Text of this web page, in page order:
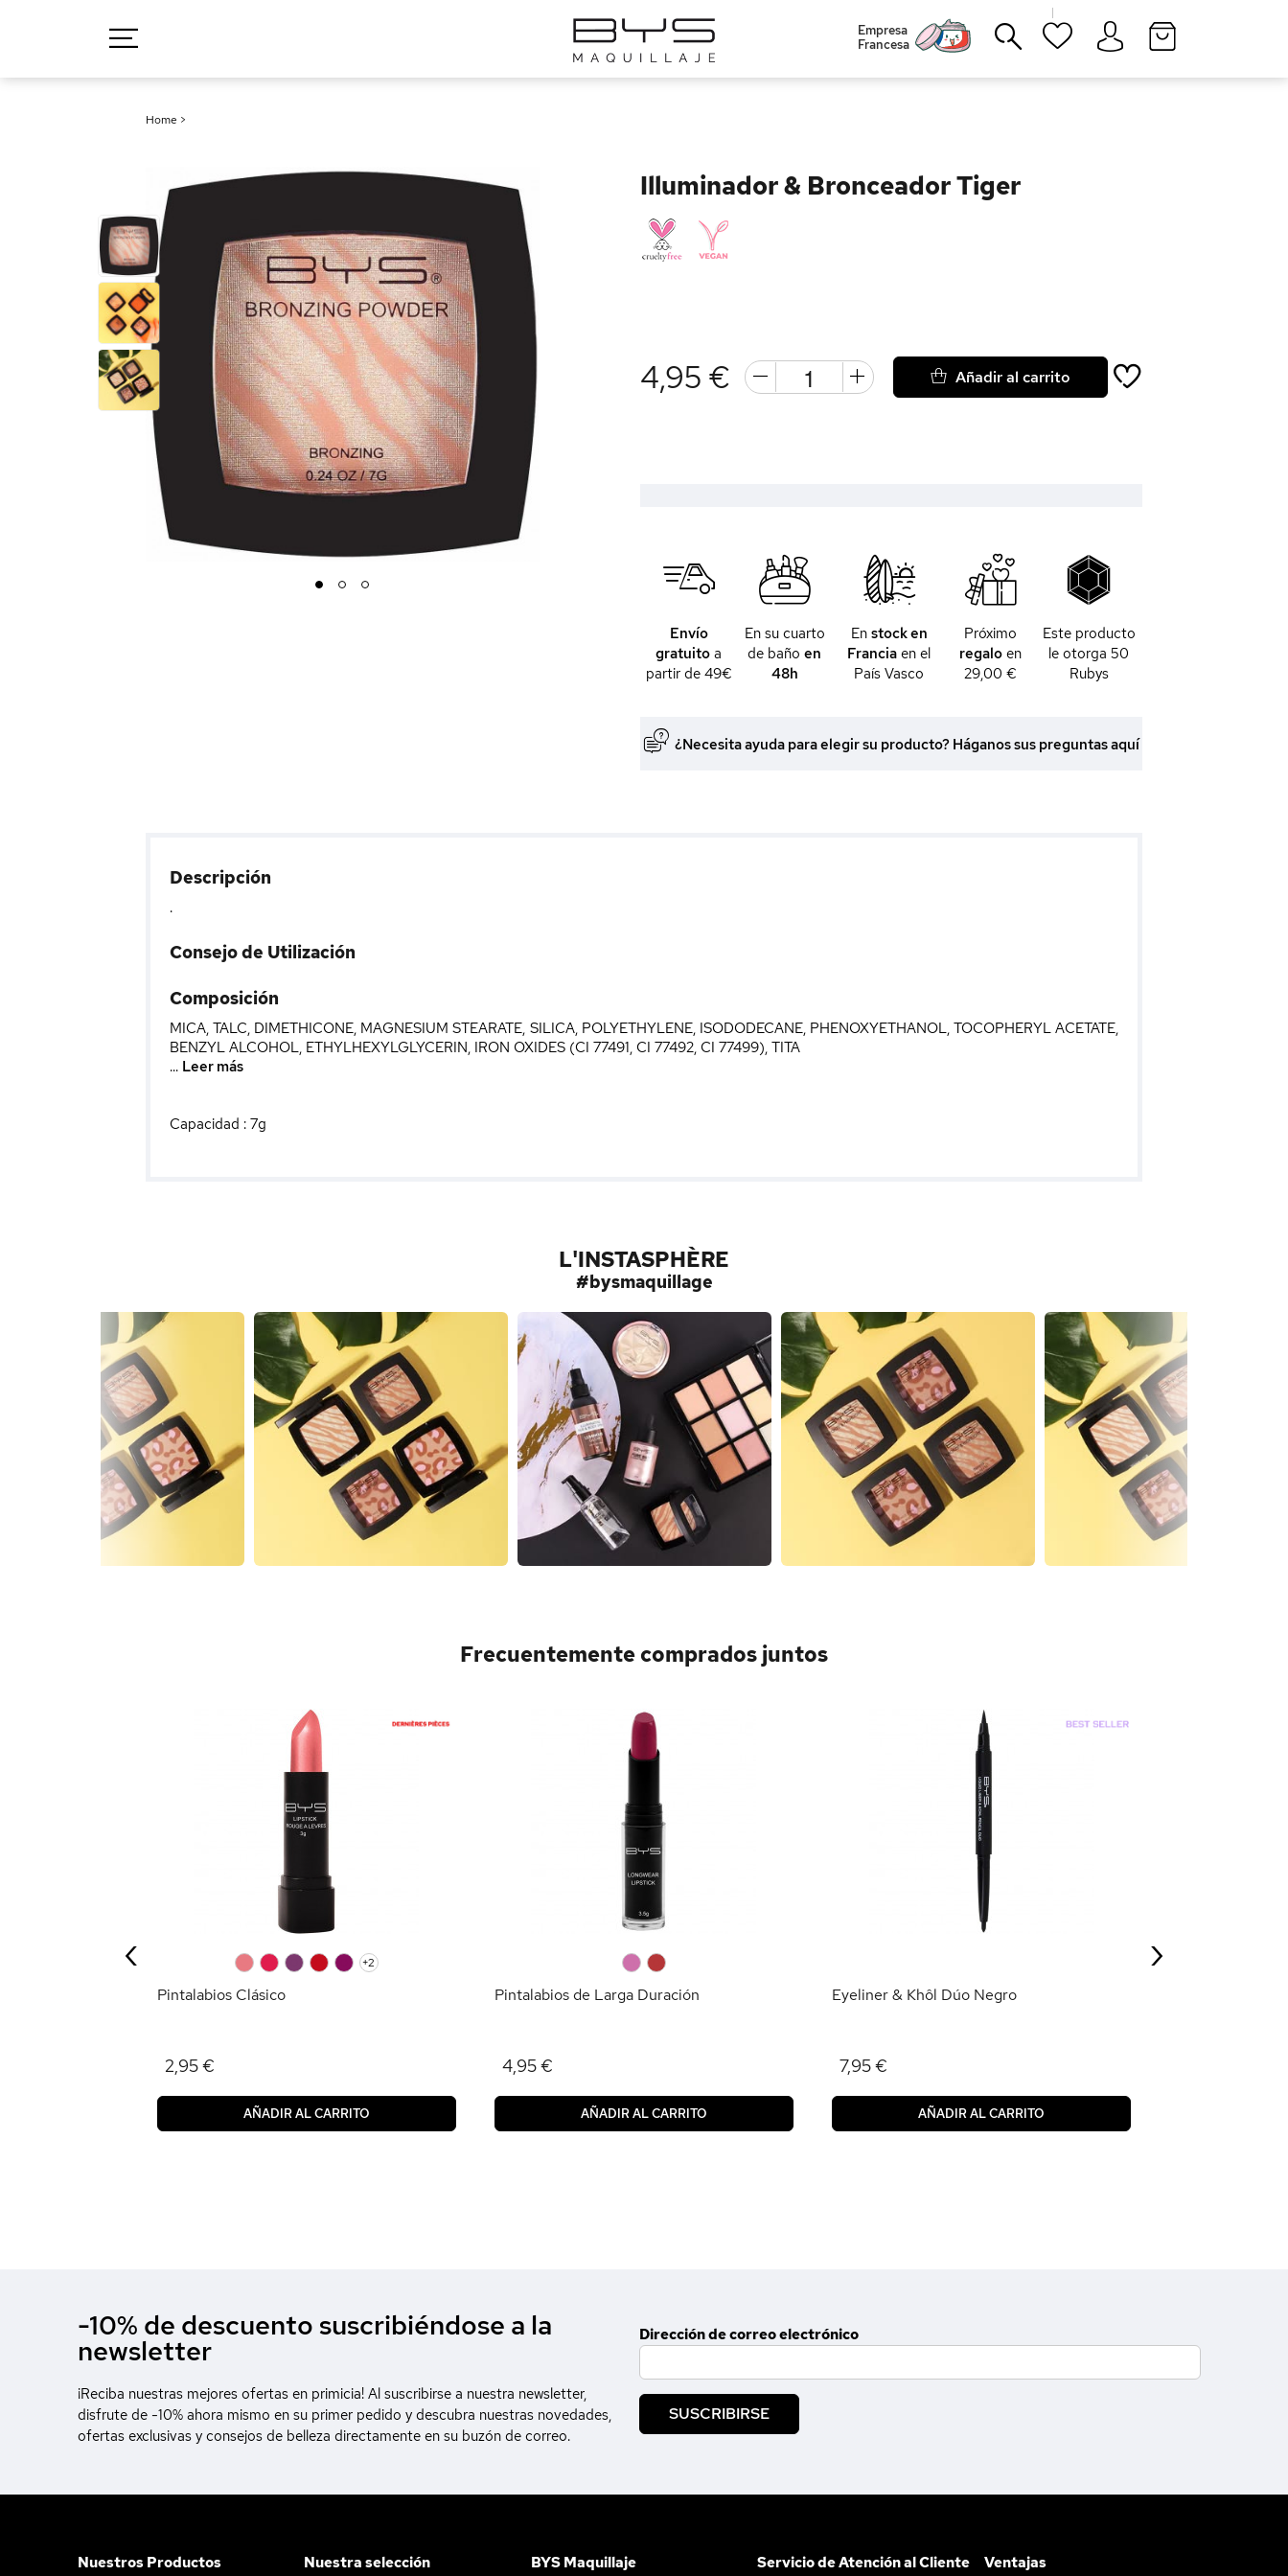
|
Empresa
Francesa
Home >
1 2 3
Illuminador & Bronceador Tiger
4,95 € Añadir al carrito
Envío
gratuito a
partir de 49€
En su cuarto
de bañoen
48h
En stock en
Francia en el
País Vasco
Próximo
regalo en
29,00 €
Este producto
le otorga50
Rubys
¿Necesita ayuda para elegir su producto? Háganos sus preguntas aquí
Descripción
.
Consejo de Utilización
Composición
MICA, TALC, DIMETHICONE, MAGNESIUM STEARATE, SILICA, POLYETHYLENE, ISODODECANE, PHENOXYETHANOL, TOCOPHERYL ACETATE,
BENZYL ALCOHOL, ETHYLHEXYLGLYCERIN, IRON OXIDES (CI 77491, CI 77492, CI 77499), TITA
... Leer más
Capacidad : 7g
L'INSTASPHÈRE
#bysmaquillage
Frecuentemente comprados juntos
+2
Pintalabios Clásico
2,95 €
AÑADIR AL CARRITO
Pintalabios de Larga Duración
4,95 €
AÑADIR AL CARRITO
Eyeliner & Khôl Dúo Negro
7,95 €
AÑADIR AL CARRITO
‹ ›
-10% de descuento suscribiéndose a la
newsletter
¡Reciba nuestras mejores ofertas en primicia! Al suscribirse a nuestra newsletter,
disfrute de -10% ahora mismo en su primer pedido y descubra nuestras novedades,
ofertas exclusivas y consejos de belleza directamente en su buzón de correo.
Dirección de correo electrónico
SUSCRIBIRSE
Nuestros Productos Nuestra selección BYS Maquillaje Servicio de Atención al Cliente Ventajas